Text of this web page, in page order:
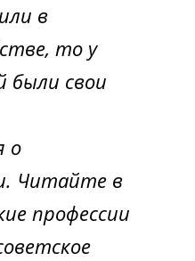
в
то у
были свои
о
Читайте в
профессии